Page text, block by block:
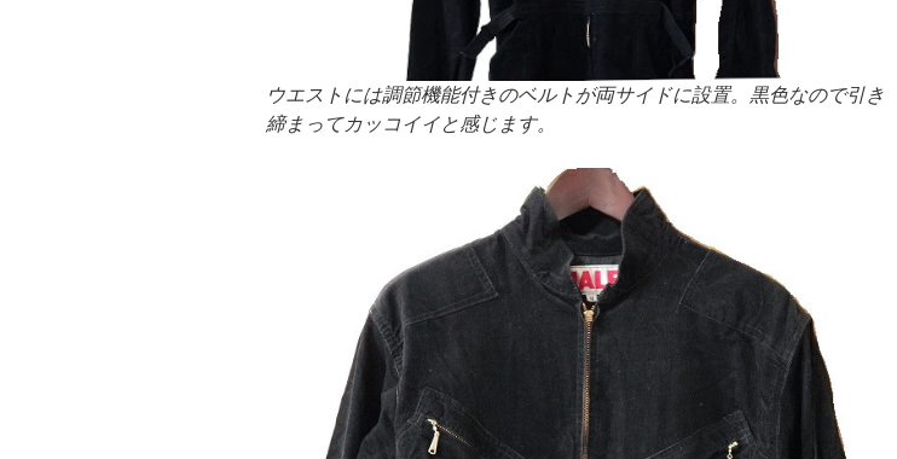
ウエストには調節機能付きのベルトが両サイドに設置。黒色なので引き
締まってカッコイイと感じます。